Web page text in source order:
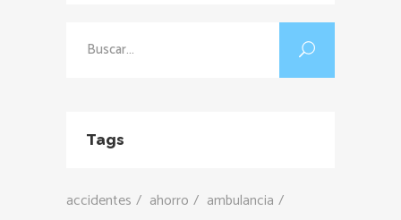
Tags
accidentes ahorro
ambulancia